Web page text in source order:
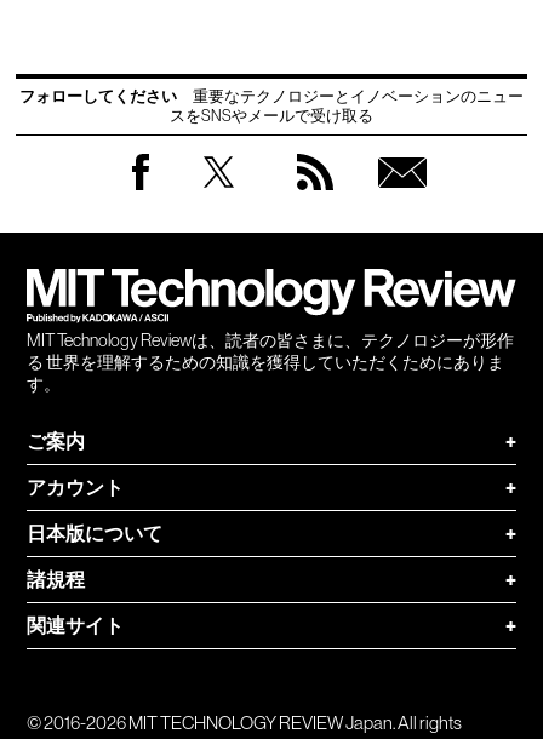
フォローしてください
重要なテクノロジーとイノベーションのニュー
スをSNSやメールで受け取る
MIT Technology Reviewは、読者の皆さまに、テクノロジーが形作
る 世界を理解するための知識を獲得していただくためにありま
す。
ご案内
+
アカウント
+
日本版について
+
諸規程
+
関連サイト
+
© 2016-2026 MIT TECHNOLOGY REVIEW Japan. All rights